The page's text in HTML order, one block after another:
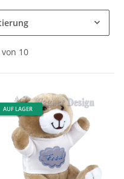
10
AUF LAGER